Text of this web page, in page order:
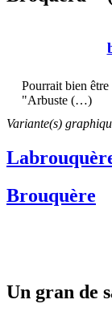
Pourrait bien
"Arbuste (…)
Variante(s)
Brouquère
Un gran de